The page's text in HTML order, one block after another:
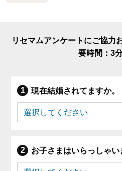
リセマムアンケートにご協力
要時間：3分
現在結婚されてますか。
お子さまはいらっしゃい